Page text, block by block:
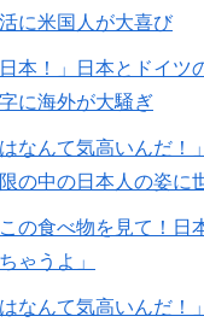
に米国人が大喜び
本！」日本とドイツ
に海外が大騒ぎ
なんて気高いんだ！
の中の日本人の姿に
の食べ物を見て！日
ゃうよ」
なんて気高いんだ！